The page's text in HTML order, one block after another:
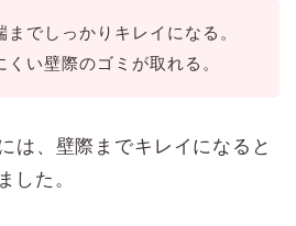
までしっかりキレイになる。
くい壁際のゴミが取れる。
は、壁際までキレイになると
した。